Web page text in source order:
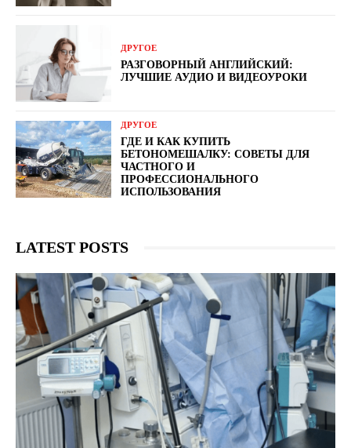
ДРУГОЕ
РАЗГОВОРНЫЙ АНГЛИЙСКИЙ:
ЛУЧШИЕ АУДИО И ВИДЕОУРОКИ
ДРУГОЕ
ГДЕ И КАК КУПИТЬ
БЕТОНОМЕШАЛКУ: СОВЕТЫ ДЛЯ
ЧАСТНОГО И
ПРОФЕССИОНАЛЬНОГО
ИСПОЛЬЗОВАНИЯ
LATEST POSTS